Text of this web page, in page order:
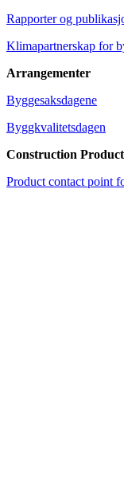
Rapporter og
Klimapartnerskap for
Arrangementer
Byggesaksdagene
Byggkvalitetsdagen
Construction
Product contact point